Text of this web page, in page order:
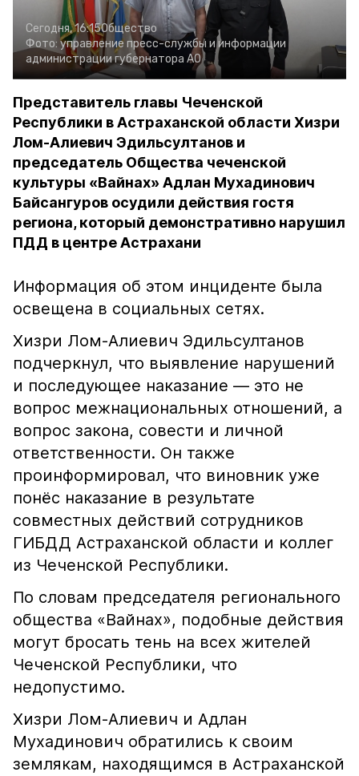
Сегодня, 16:15Общество
Фото: управление пресс-службы и информации
администрации губернатора АО
Представитель главы Чеченской
Республики в Астраханской области Хизри
Лом-Алиевич Эдильсултанов и
председатель Общества чеченской
культуры «Вайнах» Адлан Мухадинович
Байсангуров осудили действия гостя
региона, который демонстративно нарушил
ПДД в центре Астрахани
Информация об этом инциденте была
освещена в социальных сетях.
Хизри Лом-Алиевич Эдильсултанов
подчеркнул, что выявление нарушений
и последующее наказание — это не
вопрос межнациональных отношений, а
вопрос закона, совести и личной
ответственности. Он также
проинформировал, что виновник уже
понёс наказание в результате
совместных действий сотрудников
ГИБДД Астраханской области и коллег
из Чеченской Республики.
По словам председателя регионального
общества «Вайнах», подобные действия
могут бросать тень на всех жителей
Чеченской Республики, что
недопустимо.
Хизри Лом-Алиевич и Адлан
Мухадинович обратились к своим
землякам, находящимся в Астраханской